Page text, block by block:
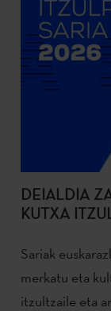
DEIALDIA
KUTXA
Sariak
merkatu eta
itzultzaile eta